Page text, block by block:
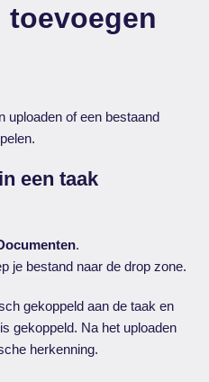
toevoegen
uploaden of een bestaand
een taak
.
je bestand naar de drop zone.
gekoppeld aan de taak en
gekoppeld. Na het uploaden
herkenning.